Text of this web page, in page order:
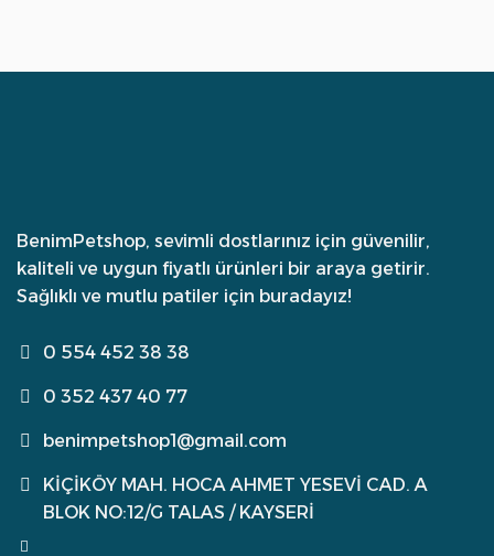
BenimPetshop, sevimli dostlarınız için güvenilir,
kaliteli ve uygun fiyatlı ürünleri bir araya getirir.
Sağlıklı ve mutlu patiler için buradayız!
0 554 452 38 38
0 352 437 40 77
benimpetshop1@gmail.com
KİÇİKÖY MAH. HOCA AHMET YESEVİ CAD. A
BLOK NO:12/G TALAS / KAYSERİ